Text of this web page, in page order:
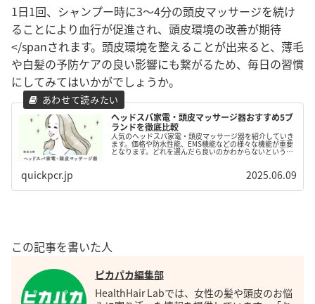
1日1回、シャンプー時に3～4分の頭皮マッサージを続け
ることにより血行が促進され、頭皮環境の改善が期待
</spanされます。頭皮環境を整えることが出来ると、薄毛
や白髪の予防ケアの良い影響にも繋がるため、毎日の習慣
にしてみてはいかがでしょうか。
ヘッドスパ家電・頭皮マッサージ器おすすめ5ブ
ランドを徹底比較
人気のヘッドスパ家電・頭皮マッサージ器を紹介していき
ます。価格や防水性能、EMS機能などの様々な機能が重要
となります。どれを選んだら良いのかわからないという方
向けに、比較ポイントもまとめていますのでぜひ参考にし
quickpcr.jp 2025.06.09
この記事を書いた人
ピカパカ編集部
HealthHair Labでは、女性の髪や頭皮のお悩